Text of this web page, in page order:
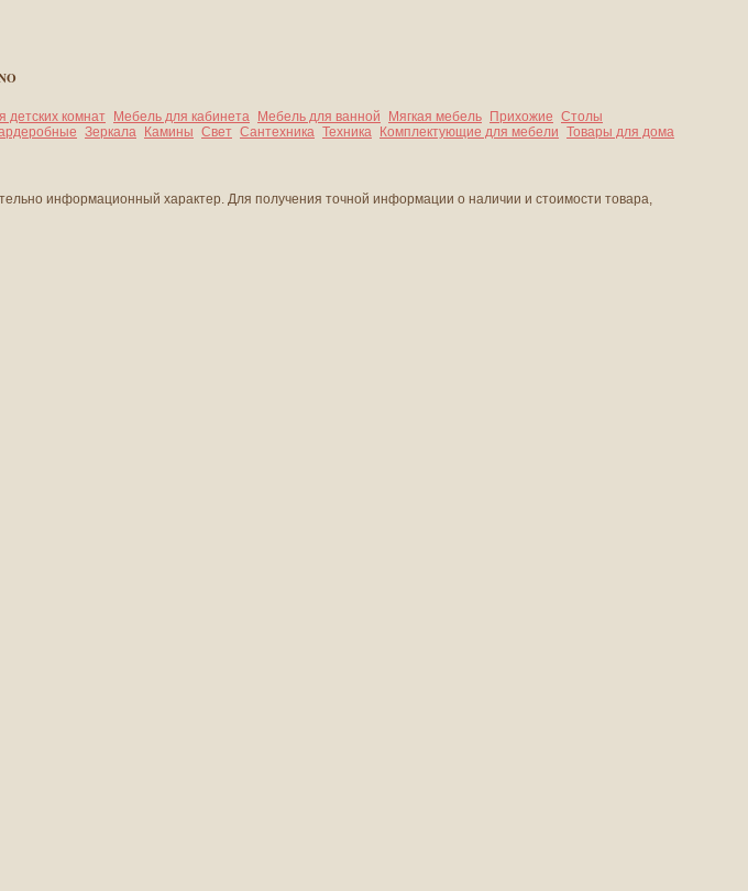
детских комнат Мебель для кабинета Мебель для ванной Мягкая мебель Прихожие Столы
Зеркала Камины Свет Сантехника Техника Комплектующие для мебели Товары для дома
информационный характер. Для получения точной информации о наличии и стоимости товара,